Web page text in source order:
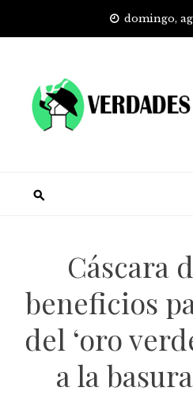
domingo,
Cáscara
beneficios
del ‘oro
a la